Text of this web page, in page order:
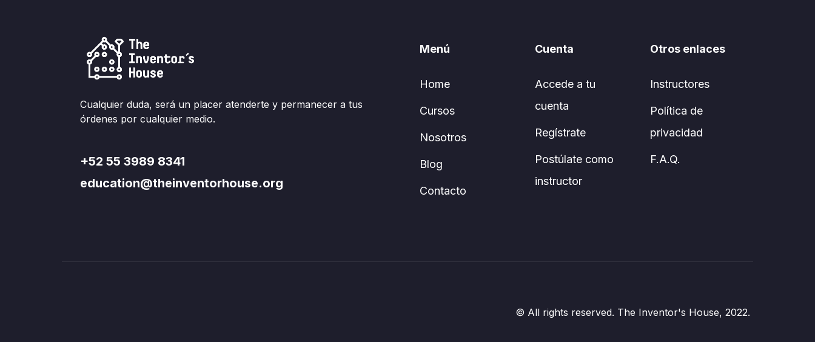
Cualquier duda, será un placer atenderte y permanecer a tus
órdenes por cualquier medio.
+52 55 3989 8341
education@theinventorhouse.org
Menú
Home
Cursos
Nosotros
Blog
Contacto
Cuenta
Accede a tu
cuenta
Regístrate
Postúlate como
instructor
Otros enlaces
Instructores
Política de
privacidad
F.A.Q.
© All rights reserved. The Inventor's House, 2022.